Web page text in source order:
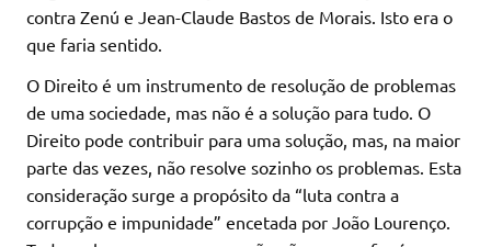
contra Zenú e Jean-Claude Bastos de Morais. Isto era o
que faria sentido.
O Direito é um instrumento de resolução de problemas
de uma sociedade, mas não é a solução para tudo. O
Direito pode contribuir para uma solução, mas, na maior
parte das vezes, não resolve sozinho os problemas. Esta
consideração surge a propósito da “luta contra a
corrupção e impunidade” encetada por João Lourenço.